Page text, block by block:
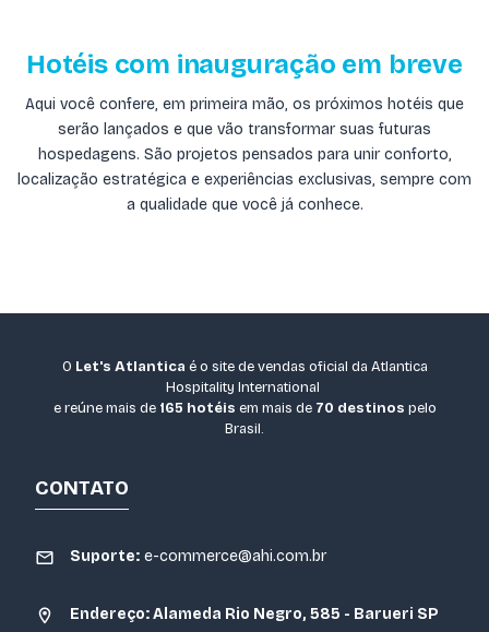
Hotéis com inauguração em breve
Aqui você confere, em primeira mão, os próximos hotéis que
serão lançados e que vão transformar suas futuras
hospedagens. São projetos pensados para unir conforto,
localização estratégica e experiências exclusivas, sempre com
a qualidade que você já conhece.
O Let's Atlantica é o site de vendas oficial da Atlantica
Hospitality International
e reúne mais de 165 hotéis em mais de 70 destinos pelo
Brasil.
CONTATO
Suporte: e-commerce@ahi.com.br
Endereço: Alameda Rio Negro, 585 - Barueri SP